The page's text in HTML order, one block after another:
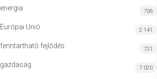
energia 706
Európai Unió 2 141
fenntartható fejlődés 721
gazdaság 7 020